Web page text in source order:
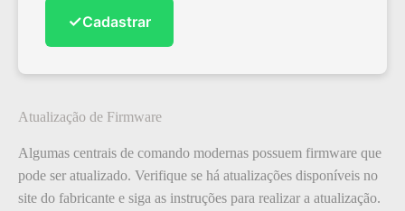
✓Cadastrar
Atualização de Firmware
Algumas centrais de comando modernas possuem firmware que
pode ser atualizado. Verifique se há atualizações disponíveis no
site do fabricante e siga as instruções para realizar a atualização.